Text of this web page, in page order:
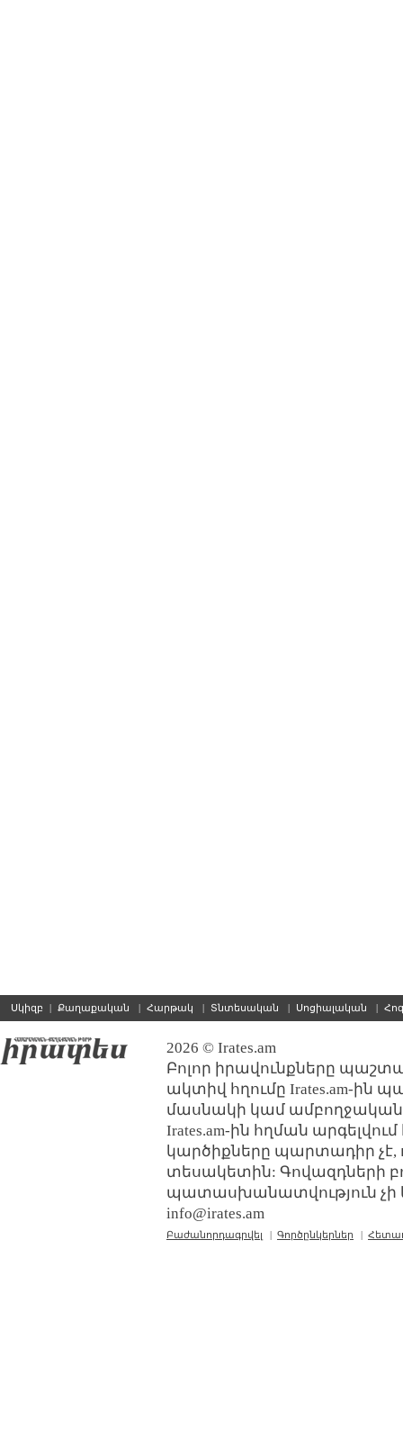
Սկիզբ | Քաղաքական | Հարթակ | Տնտեսական | Սոցիալական |
2026 © Irates.am
Բոլոր իրավունքները
ակտիվ հղումը Irates.am-ին
մասնակի կամ ամբողջական
Irates.am-ին հղման
կարծիքները պարտադիր չէ,
տեսակետին: Գովազդների
պատասխանատվություն չի
info@irates.am
Բաժանորդագրվել | Գործընկերներ |